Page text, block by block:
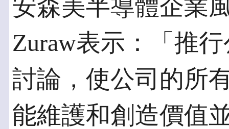
安森美半導體企業
Zuraw表示：「推
討論，使公司的所
能維護和創造價值